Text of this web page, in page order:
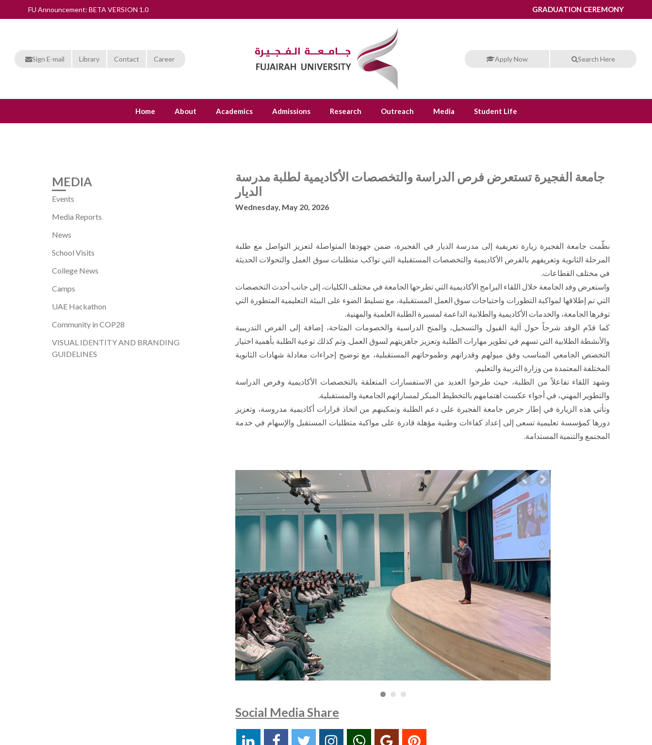
FU Announcement: BETA VERSION 1.0 GRADUATION CEREMONY
Sign E-mail Library Contact Career Apply Now Search Here
Home About Academics Admissions Research Outreach Media Student Life
MEDIA
Events
Media Reports
News
School Visits
College News
Camps
UAE Hackathon
Community in COP28
VISUAL IDENTITY AND BRANDING
GUIDELINES
جامعة الفجيرة تستعرض فرص الدراسة والتخصصات الأكاديمية لطلبة مدرسة
الديار
Wednesday, May 20, 2026
نظّمت جامعة الفجيرة زيارة تعريفية إلى مدرسة الديار في الفجيرة، ضمن جهودها المتواصلة لتعزيز التواصل مع طلبة
المرحلة الثانوية وتعريفهم بالفرص الأكاديمية والتخصصات المستقبلية التي تواكب متطلبات سوق العمل والتحولات الحديثة
في مختلف القطاعات.
واستعرض وفد الجامعة خلال اللقاء البرامج الأكاديمية التي تطرحها الجامعة في مختلف الكليات، إلى جانب أحدث التخصصات
التي تم إطلاقها لمواكبة التطورات واحتياجات سوق العمل المستقبلية، مع تسليط الضوء على البيئة التعليمية المتطورة التي
توفرها الجامعة، والخدمات الأكاديمية والطلابية الداعمة لمسيرة الطلبة العلمية والمهنية.
كما قدّم الوفد شرحاً حول آلية القبول والتسجيل، والمنح الدراسية والخصومات المتاحة، إضافة إلى الفرص التدريبية
والأنشطة الطلابية التي تسهم في تطوير مهارات الطلبة وتعزيز جاهزيتهم لسوق العمل. وتم كذلك توعية الطلبة بأهمية اختيار
التخصص الجامعي المناسب وفق ميولهم وقدراتهم وطموحاتهم المستقبلية، مع توضيح إجراءات معادلة شهادات الثانوية
المختلفة المعتمدة من وزارة التربية والتعليم.
وشهد اللقاء تفاعلاً من الطلبة، حيث طرحوا العديد من الاستفسارات المتعلقة بالتخصصات الأكاديمية وفرص الدراسة
والتطوير المهني، في أجواء عكست اهتمامهم بالتخطيط المبكر لمساراتهم الجامعية والمستقبلية.
وتأتي هذه الزيارة في إطار حرص جامعة الفجيرة على دعم الطلبة وتمكينهم من اتخاذ قرارات أكاديمية مدروسة، وتعزيز
دورها كمؤسسة تعليمية تسعى إلى إعداد كفاءات وطنية مؤهلة قادرة على مواكبة متطلبات المستقبل والإسهام في خدمة
المجتمع والتنمية المستدامة.
Previous
Next
Social Media Share